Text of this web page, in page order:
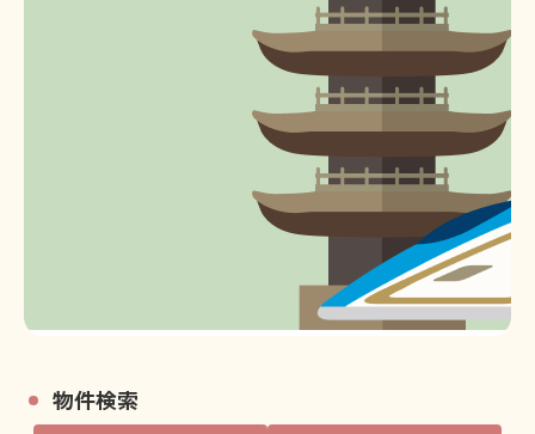
物件検索